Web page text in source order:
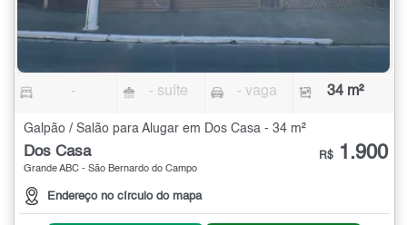
- - suíte - vaga 34 m²
Galpão / Salão para Alugar em Dos Casa - 34 m²
Dos Casa
Grande ABC - São Bernardo do Campo
Endereço no círculo do mapa
R$ 1.900